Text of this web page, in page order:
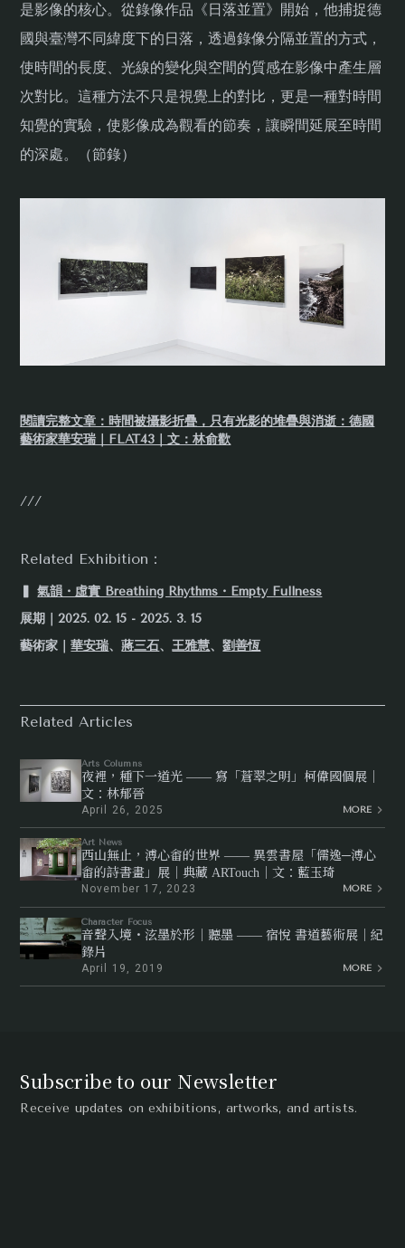
是影像的核心。從錄像作品《日落並置》開始，他捕捉德
國與臺灣不同緯度下的日落，透過錄像分隔並置的方式，
使時間的長度、光線的變化與空間的質感在影像中產生層
次對比。這種方法不只是視覺上的對比，更是一種對時間
知覺的實驗，使影像成為觀看的節奏，讓瞬間延展至時間
的深處。（節錄）
閱讀完整文章：時間被攝影折疊，只有光影的堆疊與消逝：德國
藝術家華安瑞｜FLAT43｜文：林俞歡
///
Related Exhibition：
▍氣韻・虛實 Breathing Rhythms・Empty Fullness
展期｜2025. 02. 15 - 2025. 3. 15
藝術家｜華安瑞、蔣三石、王雅慧、劉善恆
Related Articles
Arts Columns
夜裡，種下一道光 —— 寫「蒼翠之明」柯偉國個展｜
文：林郁晉
April 26, 2025 MORE
Art News
西山無止，溥心畬的世界 —— 異雲書屋「儒逸─溥心
畬的詩書畫」展｜典藏 ARTouch｜文：藍玉琦
November 17, 2023 MORE
Character Focus
音聲入境・泫墨於形｜聽墨 —— 宿悅 書道藝術展｜紀
錄片
April 19, 2019 MORE
Subscribe to our Newsletter
Receive updates on exhibitions, artworks, and artists.